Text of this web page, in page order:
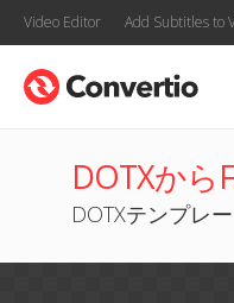
Video Editor Add Subtitles to
DOTXから
DOTXテンプレ